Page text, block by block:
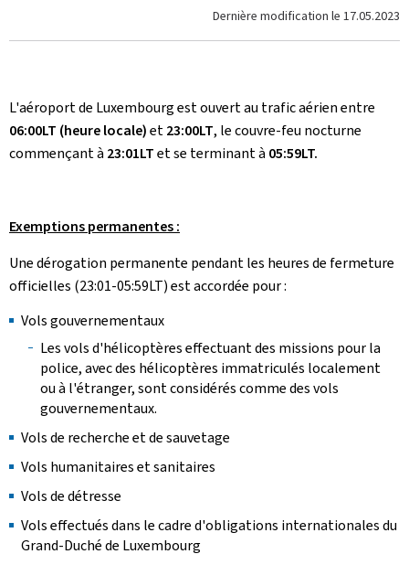
Dernière modification le 17.05.2023
L'aéroport de Luxembourg est ouvert au trafic aérien entre
06:00LT (heure locale)et23:00LT, le couvre-feu nocturne
commençant à 23:01LTet se terminant à 05:59LT.
Exemptions permanentes :
Une dérogation permanente pendant les heures de fermeture
officielles (23:01-05:59LT) est accordée pour :
Vols gouvernementaux
Les vols d'hélicoptères effectuant des missions pour la
police, avec des hélicoptères immatriculés localement
ou à l'étranger, sont considérés comme des vols
gouvernementaux.
Vols de recherche et de sauvetage
Vols humanitaires et sanitaires
Vols de détresse
Vols effectués dans le cadre d'obligations internationales du
Grand-Duché de Luxembourg